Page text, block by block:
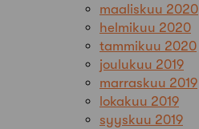
maaliskuu 2020
helmikuu 2020
tammikuu 2020
joulukuu 2019
marraskuu 2019
lokakuu 2019
syyskuu 2019